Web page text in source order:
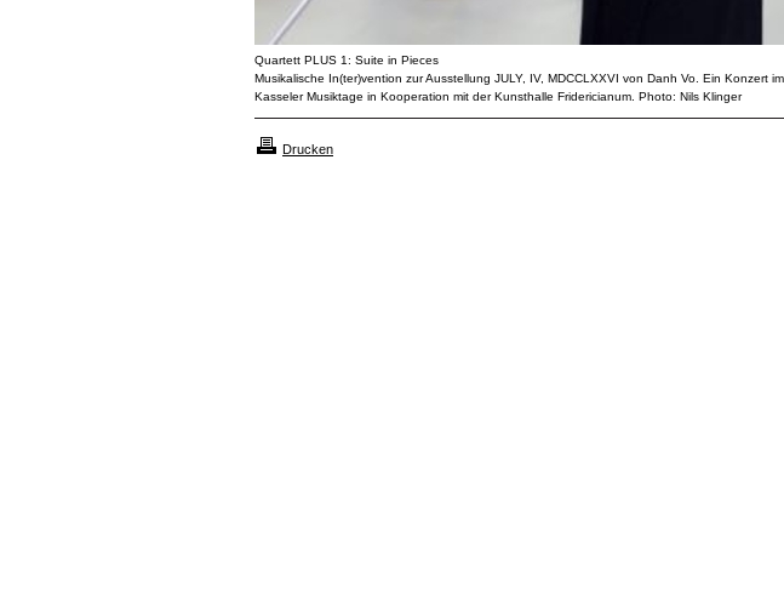
Quartett PLUS 1: Suite in Pieces
Musikalische In(ter)vention zur Ausstellung JULY, IV, MDCCLXXVI von Danh Vo. Ein Konzert
Kasseler Musiktage in Kooperation mit der Kunsthalle Fridericianum. Photo: Nils Klinger
Drucken